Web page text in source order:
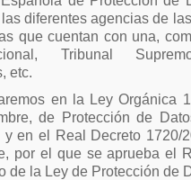
diferentes agencias de
que cuentan con una,
Tribunal
etc.
en la Ley Orgánica
de Protección de
y en el Real Decreto 1720/
por el que se aprueba el
de la Ley de Protección de